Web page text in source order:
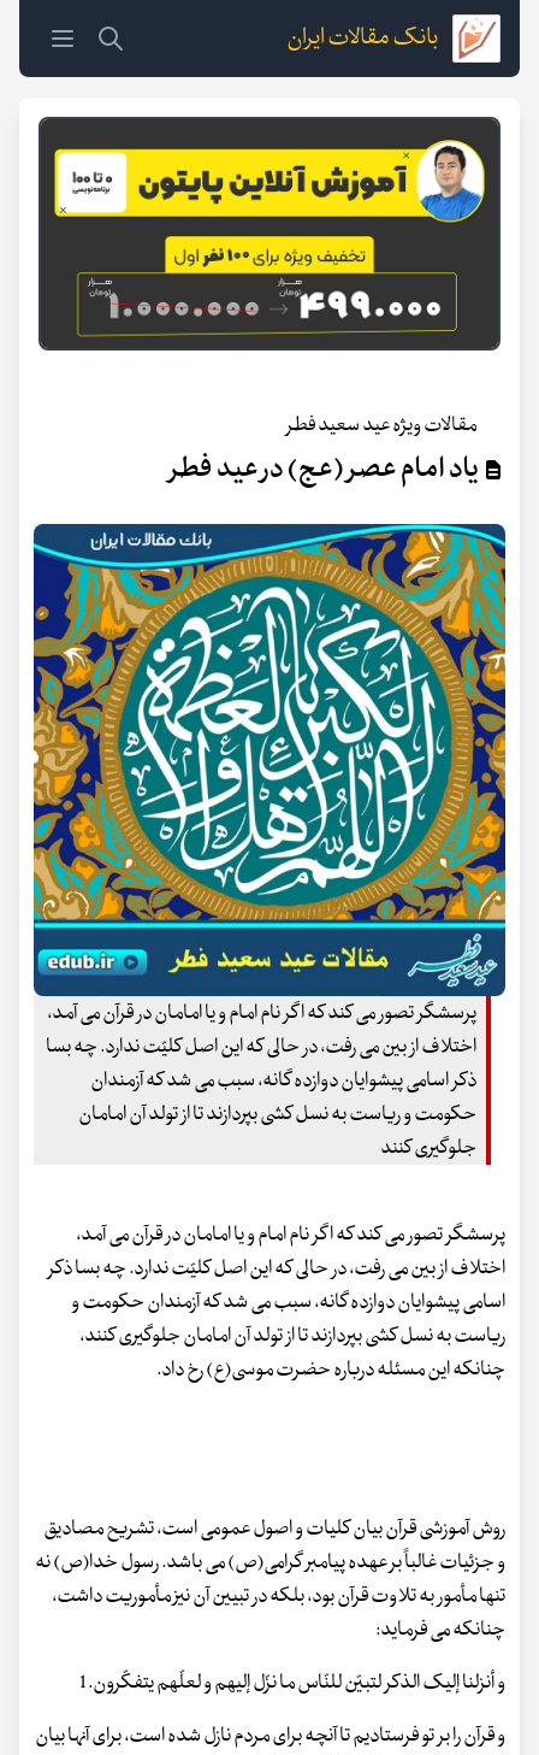
بانک مقالات ایران
مقالات ویژه عید سعید فطر
یاد امام عصر (عج) در عید فطر
پرسشگر تصور می کند که اگر نام امام و یا امامان در قرآن می آمد،
اختلاف از بین می رفت، در حالی که این اصل کلیّت ندارد. چه بسا
ذکر اسامی پیشوایان دوازده گانه، سبب می شد که آزمندان
حکومت و ریاست به نسل کشی بپردازند تا از تولد آن امامان
جلوگیری کنند
پرسشگر تصور می کند که اگر نام امام و یا امامان در قرآن می آمد،
اختلاف از بین می رفت، در حالی که این اصل کلیّت ندارد. چه بسا ذکر
اسامی پیشوایان دوازده گانه، سبب می شد که آزمندان حکومت و
ریاست به نسل کشی بپردازند تا از تولد آن امامان جلوگیری کنند،
چنانکه این مسئله درباره حضرت موسی(ع) رخ داد.
روش آموزشی قرآن بیان کلیات و اصول عمومی است، تشریح مصادیق
و جزئیات غالباً بر عهده پیامبر گرامی(ص) می باشد. رسول خدا(ص) نه
تنها مأمور به تلاوت قرآن بود، بلکه در تبیین آن نیز مأموریت داشت،
چنانکه می فرماید:
و أنزلنا إلیک الذکر لتبیّن للنّاس ما نزّل إلیهم و لعلّهم یتفکّرون.1
و قرآن را بر تو فرستادیم تا آنچه برای مردم نازل شده است، برای آنها بیان